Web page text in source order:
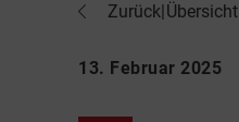
Zurück|Übersicht
13. Februar 2025